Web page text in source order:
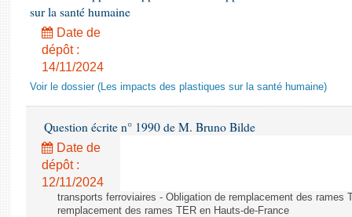
sur la santé humaine
Date de
dépôt :
14/11/2024
Voir le dossier (Les impacts des plastiques sur la santé humaine)
Question écrite n° 1990 de M. Bruno Bilde
Date de
dépôt :
12/11/2024
transports ferroviaires - Obligation de remplacement des rames
remplacement des rames TER en Hauts-de-France